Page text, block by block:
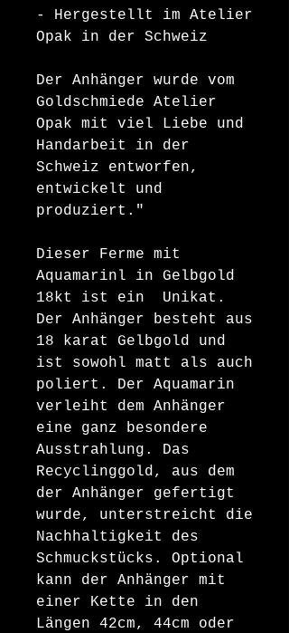
- Hergestellt im Atelier
Opak in der Schweiz
Der Anhänger wurde vom
Goldschmiede Atelier
Opak mit viel Liebe und
Handarbeit in der
Schweiz entworfen,
entwickelt und
produziert."
Dieser Ferme mit
Aquamarinl in Gelbgold
18kt ist ein Unikat.
Der Anhänger besteht aus
18 karat Gelbgold und
ist sowohl matt als auch
poliert. Der Aquamarin
verleiht dem Anhänger
eine ganz besondere
Ausstrahlung. Das
Recyclinggold, aus dem
der Anhänger gefertigt
wurde, unterstreicht die
Nachhaltigkeit des
Schmuckstücks. Optional
kann der Anhänger mit
einer Kette in den
Längen 42cm, 44cm oder